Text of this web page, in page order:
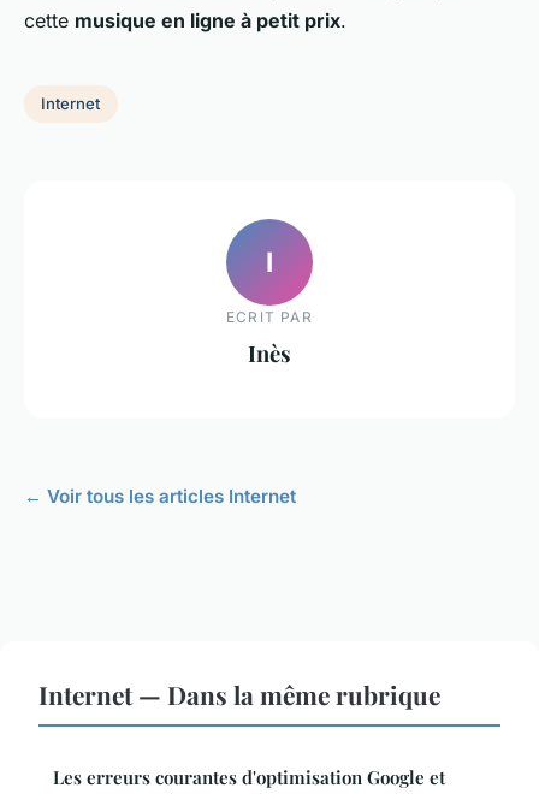
cette musique en ligne à petit prix.
Internet
I
ECRIT PAR
Inès
← Voir tous les articles Internet
Internet — Dans la même rubrique
Les erreurs courantes d'optimisation Google et